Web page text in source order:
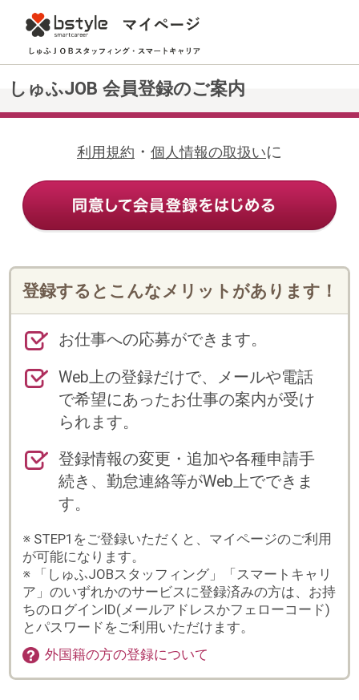
しゅふJOB 会員登録のご案内
登録するとこんなメリットがあります！
Web上の登録だけで、メールや電話
で希望にあったお仕事の案内が受け
られます。
続き、勤怠連絡等がWeb上でできま
※ STEP1をご登録いただくと、マイページのご利用
が可能になります。
※ 「しゅふJOBスタッフィング」「スマートキャリ
ア」のいずれかのサービスに登録済みの方は、お持
外国籍の方の登録について
※紹介(直接雇用)の場合は、流れが異なりますの
で、別途担当よりご案内いたします。
まずは会員登録
詳しく入力するほど、ご紹
介できるお仕事の幅が広が
ります。